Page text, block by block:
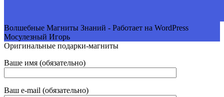
Волшебные Магниты Знаний - Работает на WordPress
Мосулезный Игорь
Оригинальные подарки-магниты
Ваше имя (обязательно)
Ваш e-mail (обязательно)